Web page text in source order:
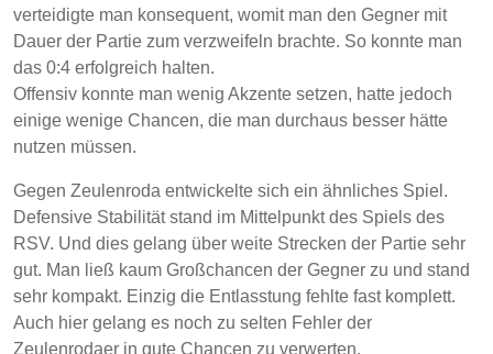
verteidigte man konsequent, womit man den Gegner mit
Dauer der Partie zum verzweifeln brachte. So konnte man
das 0:4 erfolgreich halten.
Offensiv konnte man wenig Akzente setzen, hatte jedoch
einige wenige Chancen, die man durchaus besser hätte
nutzen müssen.
Gegen Zeulenroda entwickelte sich ein ähnliches Spiel.
Defensive Stabilität stand im Mittelpunkt des Spiels des
RSV. Und dies gelang über weite Strecken der Partie sehr
gut. Man ließ kaum Großchancen der Gegner zu und stand
sehr kompakt. Einzig die Entlasstung fehlte fast komplett.
Auch hier gelang es noch zu selten Fehler der
Zeulenrodaer in gute Chancen zu verwerten.